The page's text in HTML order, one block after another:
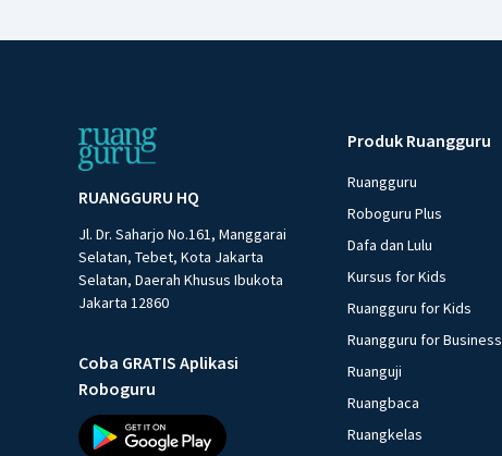
RUANGGURU HQ
Jl. Dr. Saharjo No.161, Manggarai
Selatan, Tebet, Kota Jakarta
Selatan, Daerah Khusus Ibukota
Jakarta 12860
Coba GRATIS Aplikasi
Roboguru
Produk Ruangguru
Ruangguru
Roboguru Plus
Dafa dan Lulu
Kursus for Kids
Ruangguru for Kids
Ruangguru for Business
Ruanguji
Ruangbaca
Ruangkelas